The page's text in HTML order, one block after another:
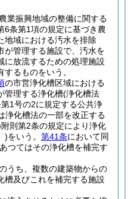
業振興地域の整備に関する
6条第1項の規定に基づき農
地域における汚水を排除
が管理する施設で、汚水を
に放流するための処理施設
るものをいう。
の市営浄化槽区域における
管理する浄化槽(浄化槽法
1号の2に規定する公共浄
浄化槽法の一部を改正する
附則第2条の規定により浄化
)をいう。 第41条において同
つてはその浄化槽を補完す
うち、複数の建築物からの
槽及びこれを補完する施設